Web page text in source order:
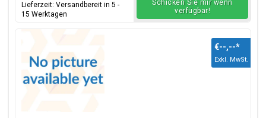
Lieferzeit: Versandbereit in 5 -
15 Werktagen
Schicken Sie mir wenn
verfügbar!
€--,--*
Exkl. MwSt.